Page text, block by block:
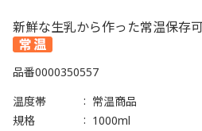
新鮮な生乳から作った常温保存
品番0000350557
温度帯
常温商品
規格
1000ml